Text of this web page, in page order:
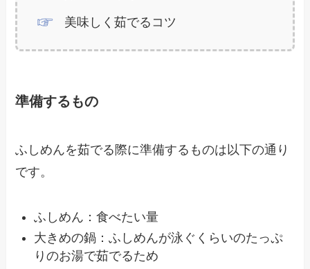
美味しく茹でるコツ
準備するもの
ふしめんを茹でる際に準備するものは以下の通り
です。
ふしめん：食べたい量
大きめの鍋：ふしめんが泳ぐくらいのたっぷ
りのお湯で茹でるため